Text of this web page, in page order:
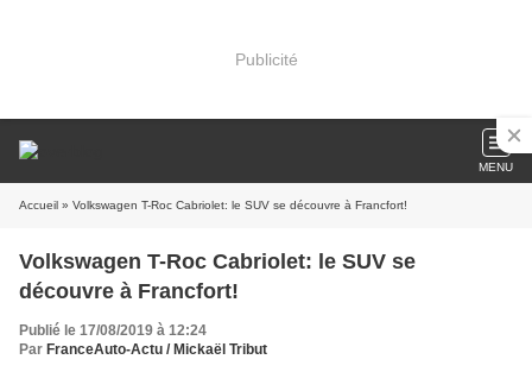
Publicité
MENU
Accueil » Volkswagen T-Roc Cabriolet: le SUV se découvre à Francfort!
Volkswagen T-Roc Cabriolet: le SUV se
découvre à Francfort!
Publié le 17/08/2019 à 12:24
Par FranceAuto-Actu / Mickaël Tribut